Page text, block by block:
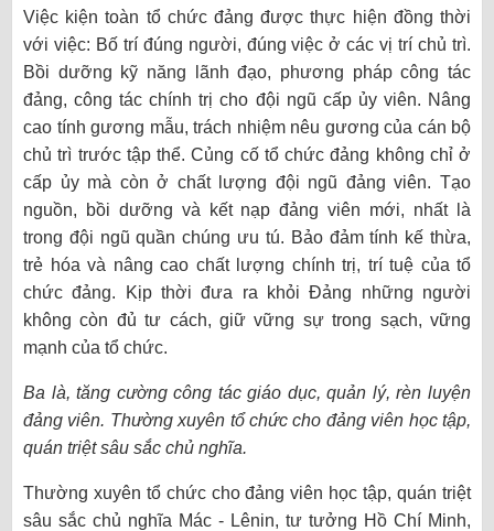
Việc kiện toàn tổ chức đảng được thực hiện đồng thời
với việc: Bố trí đúng người, đúng việc ở các vị trí chủ trì.
Bồi dưỡng kỹ năng lãnh đạo, phương pháp công tác
đảng, công tác chính trị cho đội ngũ cấp ủy viên. Nâng
cao tính gương mẫu, trách nhiệm nêu gương của cán bộ
chủ trì trước tập thể. Củng cố tổ chức đảng không chỉ ở
cấp ủy mà còn ở chất lượng đội ngũ đảng viên. Tạo
nguồn, bồi dưỡng và kết nạp đảng viên mới, nhất là
trong đội ngũ quần chúng ưu tú. Bảo đảm tính kế thừa,
trẻ hóa và nâng cao chất lượng chính trị, trí tuệ của tổ
chức đảng. Kịp thời đưa ra khỏi Đảng những người
không còn đủ tư cách, giữ vững sự trong sạch, vững
mạnh của tổ chức.
Ba là, tăng cường công tác giáo dục, quản lý, rèn luyện
đảng viên. Thường xuyên tổ chức cho đảng viên học tập,
quán triệt sâu sắc chủ nghĩa.
Thường xuyên tổ chức cho đảng viên học tập, quán triệt
sâu sắc chủ nghĩa Mác - Lênin, tư tưởng Hồ Chí Minh,